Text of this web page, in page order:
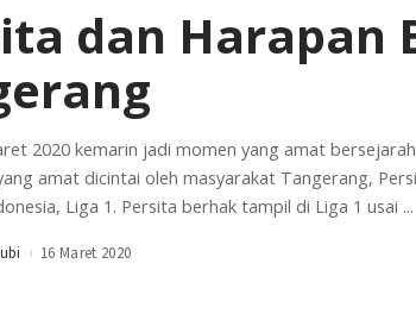
dan Harapan
2020 kemarin jadi momen yang amat
amat dicintai oleh masyarakat Tangerang,
Liga 1. Persita berhak tampil di Liga 1 usai ...
16 Maret 2020